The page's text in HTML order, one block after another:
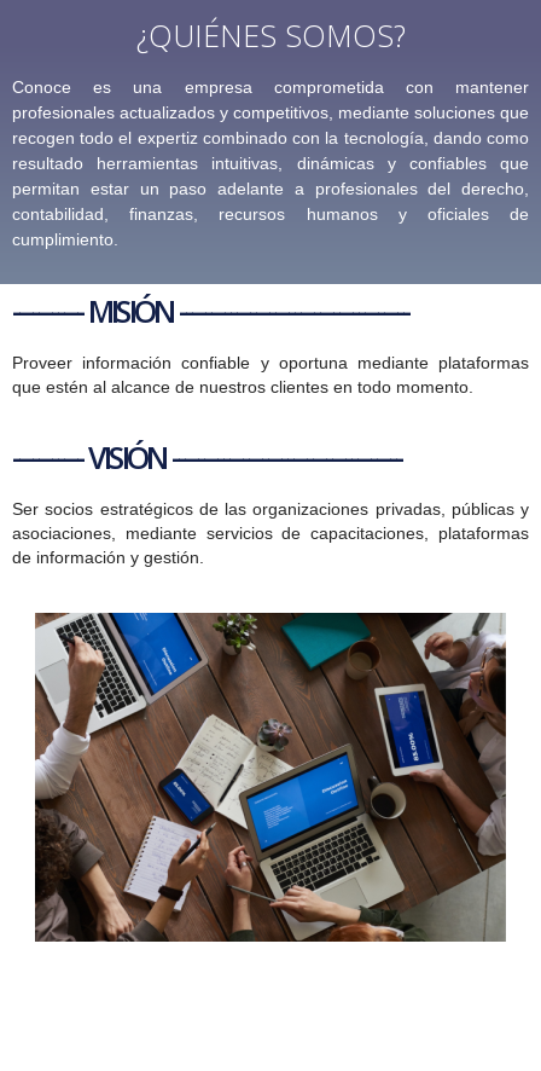
¿QUIÉNES SOMOS?
Conoce es una empresa comprometida con mantener
profesionales actualizados y competitivos, mediante soluciones que
recogen todo el expertiz combinado con la tecnología, dando como
resultado herramientas intuitivas, dinámicas y confiables que
permitan estar un paso adelante a profesionales del derecho,
contabilidad, finanzas, recursos humanos y oficiales de
cumplimiento.
----------- MISIÓN ------------------------------------
Proveer información confiable y oportuna mediante plataformas
que estén al alcance de nuestros clientes en todo momento.
----------- VISIÓN ------------------------------------
Ser socios estratégicos de las organizaciones privadas, públicas y
asociaciones, mediante servicios de capacitaciones, plataformas
de información y gestión.